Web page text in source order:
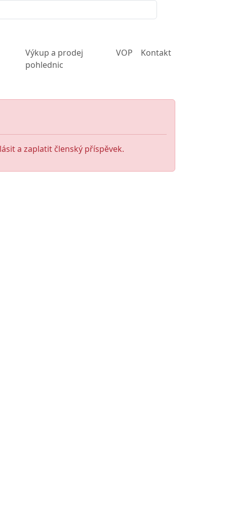
Výkup a prodej
pohlednic
VOP Kontakt
a zaplatit členský příspěvek.